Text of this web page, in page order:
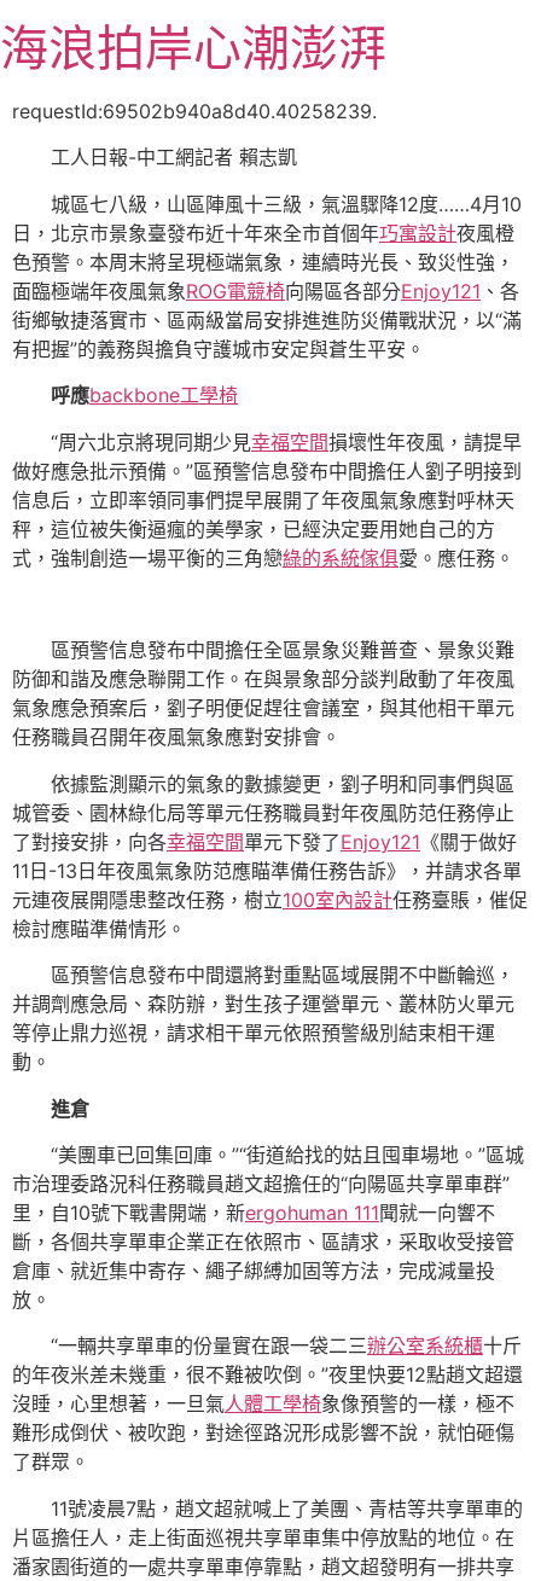
至
主海浪拍岸心潮澎湃
requestId:69502b940a8d40.40258239.
工人日報-中工網記者 賴志凱
城區七八級，山區陣風十三級，氣溫驟降12度……4月10
日，北京市景象臺發布近十年來全市首個年巧寓設計夜風橙
色預警。本周末將呈現極端氣象，連續時光長、致災性強，
面臨極端年夜風氣象ROG電競椅向陽區各部分Enjoy121 、各
街鄉敏捷落實市、區兩級當局安排進進防災備戰狀況，以“滿
有把握”的義務與擔負守護城市安定與蒼生平安。
呼應backbone工學椅
“周六北京將現同期少見幸福空間損壞性年夜風，請提早
做好應急批示預備。”區預警信息發布中間擔任人劉子明接到
信息后，立即率領同事們提早展開了年夜風氣象應對呼林天
秤，這位被失衡逼瘋的美學家，已經決定要用她自己的方
式，強制創造一場平衡的三角戀綠的系統傢俱愛。應任務。
區預警信息發布中間擔任全區景象災難普查、景象災難
防御和諧及應急聯開工作。在與景象部分談判啟動了年夜風
氣象應急預案后，劉子明便促趕往會議室，與其他相干單元
任務職員召開年夜風氣象應對安排會。
依據監測顯示的氣象的數據變更，劉子明和同事們與區
城管委、園林綠化局等單元任務職員對年夜風防范任務停止
了對接安排，向各幸福空間單元下發了Enjoy121 《關于做好
11日-13日年夜風氣象防范應瞄準備任務告訴》，并請求各單
元連夜展開隱患整改任務，樹立100室內設計任務臺賬，催促
檢討應瞄準備情形。
區預警信息發布中間還將對重點區域展開不中斷輪巡，
并調劑應急局、森防辦，對生孩子運營單元、叢林防火單元
等停止鼎力巡視，請求相干單元依照預警級別結束相干運
動。
進倉
“美團車已回集回庫。”“街道給找的姑且囤車場地。”區城
市治理委路況科任務職員趙文超擔任的“向陽區共享單車群”
里，自10號下戰書開端，新ergohuman 111聞就一向響不
斷，各個共享單車企業正在依照市、區請求，采取收受接管
倉庫、就近集中寄存、繩子綁縛加固等方法，完成減量投
放。
“一輛共享單車的份量實在跟一袋二三辦公室系統櫃十斤
的年夜米差未幾重，很不難被吹倒。”夜里快要12點趙文超還
沒睡，心里想著，一旦氣人體工學椅象像預警的一樣，極不
難形成倒伏、被吹跑，對途徑路況形成影響不說，就怕砸傷
了群眾。
11號凌晨7點，趙文超就喊上了美團、青桔等共享單車的
片區擔任人，走上街面巡視共享單車集中停放點的地位。在
潘家園街道的一處共享單車停靠點，趙文超發明有一排共享